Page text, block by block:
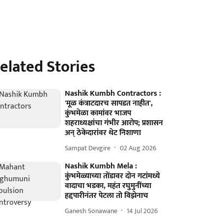
Stories
Nashik Kumbh Contractors :
'मूळ कंत्राटदारच सापडत नाहीत',
कुंभमेळा कामांवर भाजप
शहराध्यक्षांचा गंभीर आरोप; प्रशासन
अन् ठेकेदारांवर थेट निशाणा
Sampat Devgire 02 Aug 2026
Nashik Kumbh Mela :
कुंभमेळ्याच्या तोंडावर दोन गटांमध्ये
वादाचा भडका, महंत रघुमुनींच्या
हद्दपारीनंतर पेटला तो विझेनाच
Ganesh Sonawane 14 Jul 2026